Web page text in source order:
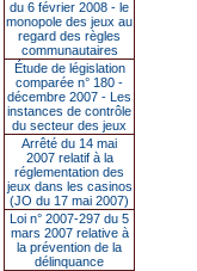
du 6 février 2008 - le
monopole des jeux au
regard des règles
communautaires
Étude de législation
comparée n° 180 -
décembre 2007 - Les
instances de contrôle
du secteur des jeux
Arrêté du 14 mai
2007 relatif à la
réglementation des
jeux dans les casinos
(JO du 17 mai 2007)
Loi n° 2007-297 du 5
mars 2007 relative à
la prévention de la
délinquance